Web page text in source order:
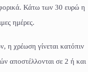
Κάτω των 30 ευρώ η
ημέρες.
η χρέωση γίνεται κατόπιν
αποστέλλονται σε 2 ή και